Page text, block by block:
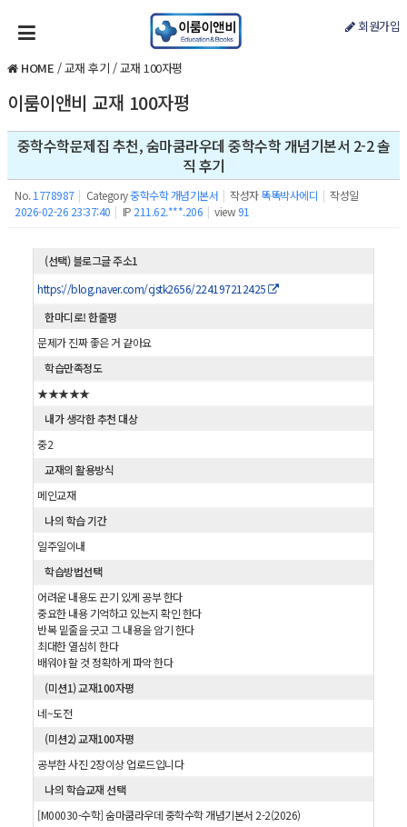
회원가입
HOME /교재 후기 /교재 100자평
이룸이앤비 교재 100자평
중학수학문제집 추천, 숨마쿰라우데 중학수학 개념기본서 2-2 솔
직 후기
No. 1778987 | Category중학수학 개념기본서 | 작성자 똑똑박사에디 | 작성일
2026-02-26 23:37:40 | IP 211.62.***.206 | view 91
(선택) 블로그글 주소1
https://blog.naver.com/cjstk2656/224197212425
한마디로! 한줄평
문제가 진짜 좋은 거 같아요
학습만족정도
★★★★★
내가 생각한 추천 대상
중2
교재의 활용방식
메인교재
나의 학습 기간
일주일이내
학습방법선택
어려운 내용도 끈기 있게 공부 한다
중요한 내용 기억하고 있는지 확인 한다
반복 밑줄을 긋고 그 내용을 암기 한다
최대한 열심히 한다
배워야 할 것 정확하게 파악 한다
(미션1) 교재100자평
네~도전
(미션2) 교재100자평
공부한 사진 2장이상 업로드입니다
나의 학습교재 선택
[M00030-수학] 숨마쿰라우데 중학수학 개념기본서 2-2(2026)